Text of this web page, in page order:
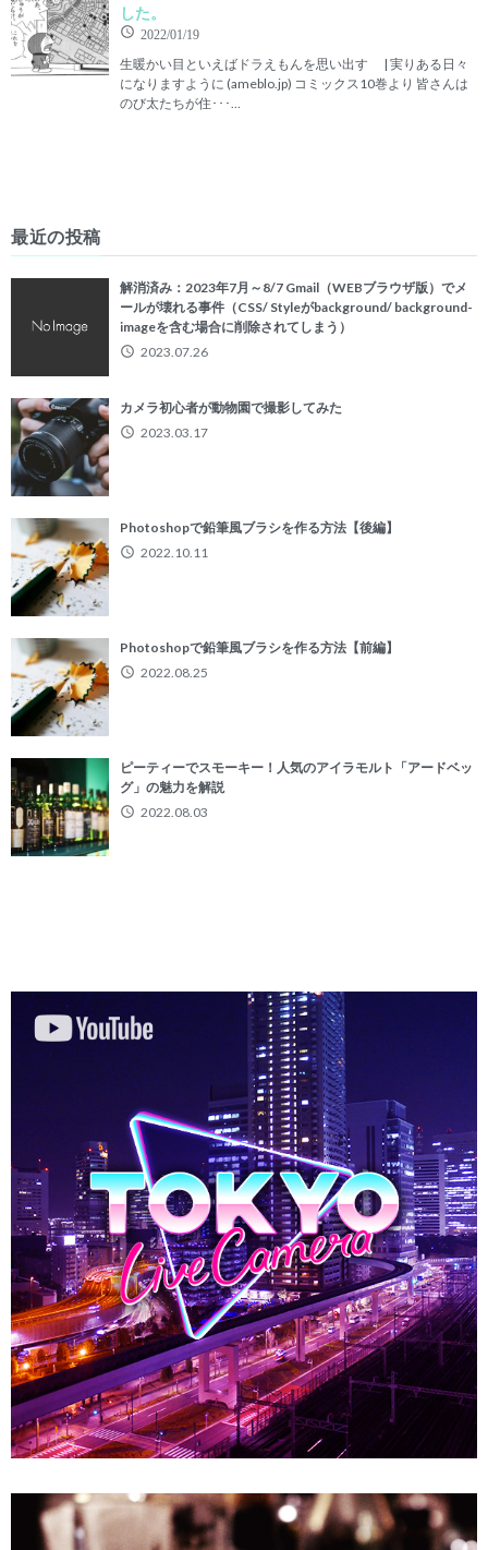
した。
2022/01/19
生暖かい目といえばドラえもんを思い出す | 実りある日々
になりますように (ameblo.jp) コミックス10巻より 皆さんは
のび太たちが住･･･…
最近の投稿
解消済み：2023年7月～8/7 Gmail（WEBブラウザ版）でメ
ールが壊れる事件（CSS/ Styleがbackground/ background-
imageを含む場合に削除されてしまう）
2023.07.26
カメラ初心者が動物園で撮影してみた
2023.03.17
Photoshopで鉛筆風ブラシを作る方法【後編】
2022.10.11
Photoshopで鉛筆風ブラシを作る方法【前編】
2022.08.25
ピーティーでスモーキー！人気のアイラモルト「アードベッ
グ」の魅力を解説
2022.08.03